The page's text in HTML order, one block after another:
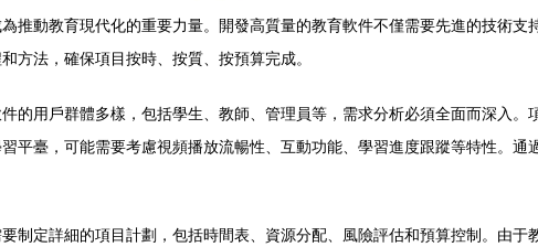
推動教育現代化的重要力量。開發高質量的教育軟件不僅需要先進的技術
方法，確保項目按時、按質、按預算完成。
的用戶群體多樣，包括學生、教師、管理員等，需求分析必須全面而深入
平臺，可能需要考慮視頻播放流暢性、互動功能、學習進度跟蹤等特性。
制定詳細的項目計劃，包括時間表、資源分配、風險評估和預算控制。由